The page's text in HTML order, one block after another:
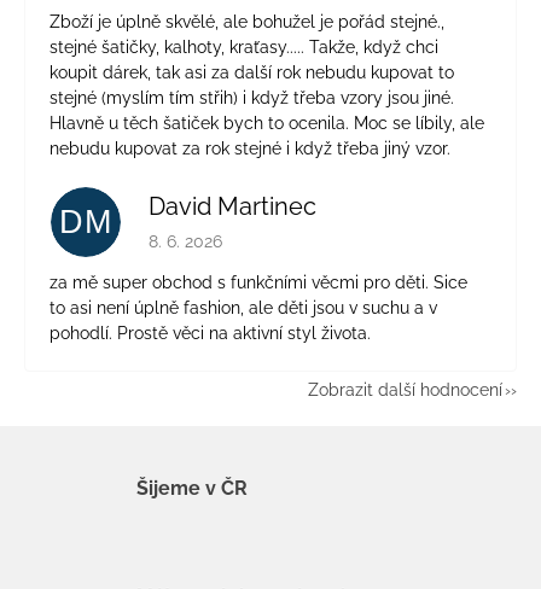
Zboží je úplně skvělé, ale bohužel je pořád stejné.,
stejné šatičky, kalhoty, kraťasy..... Takže, když chci
koupit dárek, tak asi za další rok nebudu kupovat to
stejné (myslím tím střih) i když třeba vzory jsou jiné.
Hlavně u těch šatiček bych to ocenila. Moc se líbily, ale
nebudu kupovat za rok stejné i když třeba jiný vzor.
DM David Martinec
Hodnocení obchodu je 5 z 5 hvězdiček.
8. 6. 2026
za mě super obchod s funkčními věcmi pro děti. Sice
to asi není úplně fashion, ale děti jsou v suchu a v
pohodlí. Prostě věci na aktivní styl života.
Zobrazit další hodnocení
Šijeme v ČR